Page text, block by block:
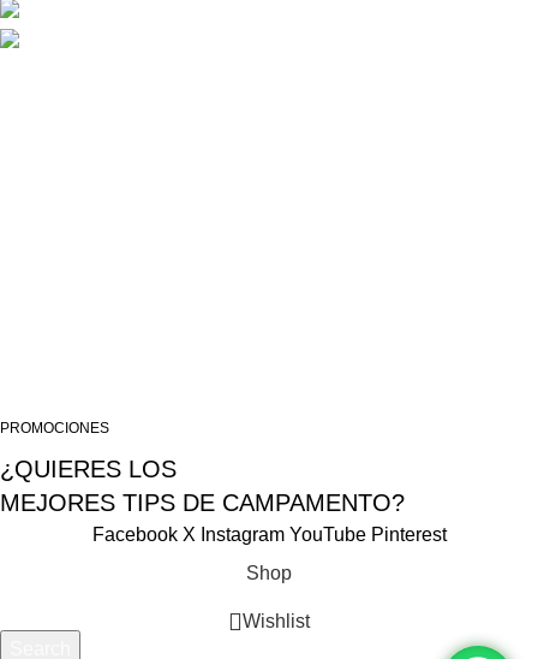
PROMOCIONES
¿QUIERES LOS
MEJORES TIPS DE CAMPAMENTO?
Facebook X Instagram YouTube Pinterest
Shop
Wishlist